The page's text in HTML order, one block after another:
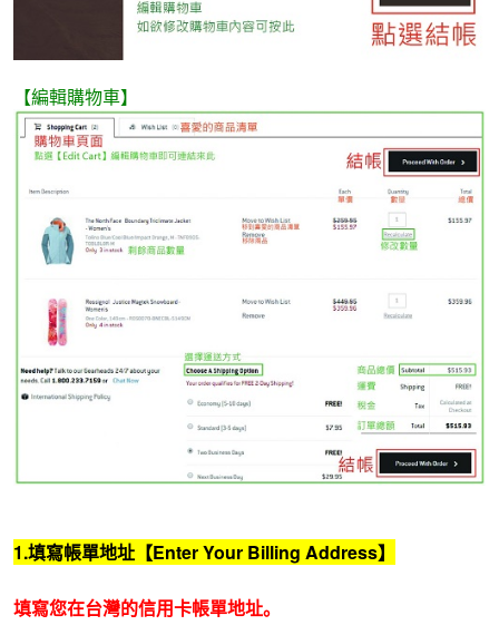
【編輯購物車】
1.填寫帳單地址【Enter Your Billing Address】
填寫您在台灣的信用卡帳單地址。